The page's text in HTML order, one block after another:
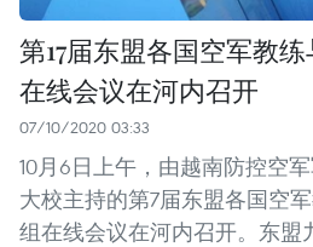
第17届东盟各国空军教
在线会议在河内召开
07/10/2020 03:33
10月6日上午，由越南防控空
大校主持的第7届东盟各国空
组在线会议在河内召开。东盟